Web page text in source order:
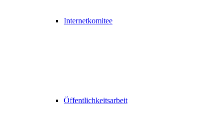
Internetkomitee
Öffentlichkeitsarbeit